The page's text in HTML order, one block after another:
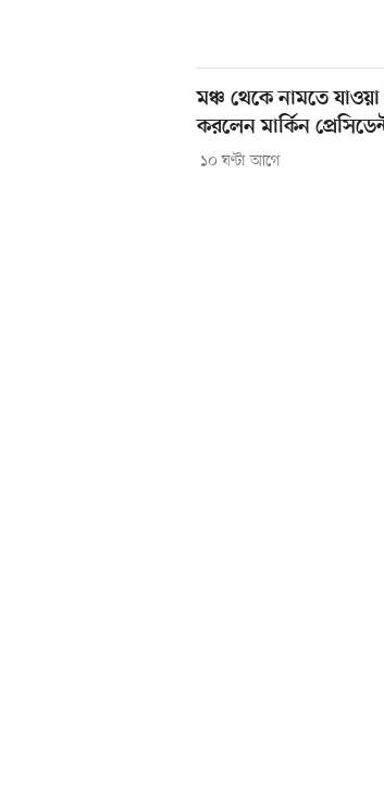
মঞ্চ থেকে নামতে
করলেন মার্কিন
১০ ঘণ্টা আগে